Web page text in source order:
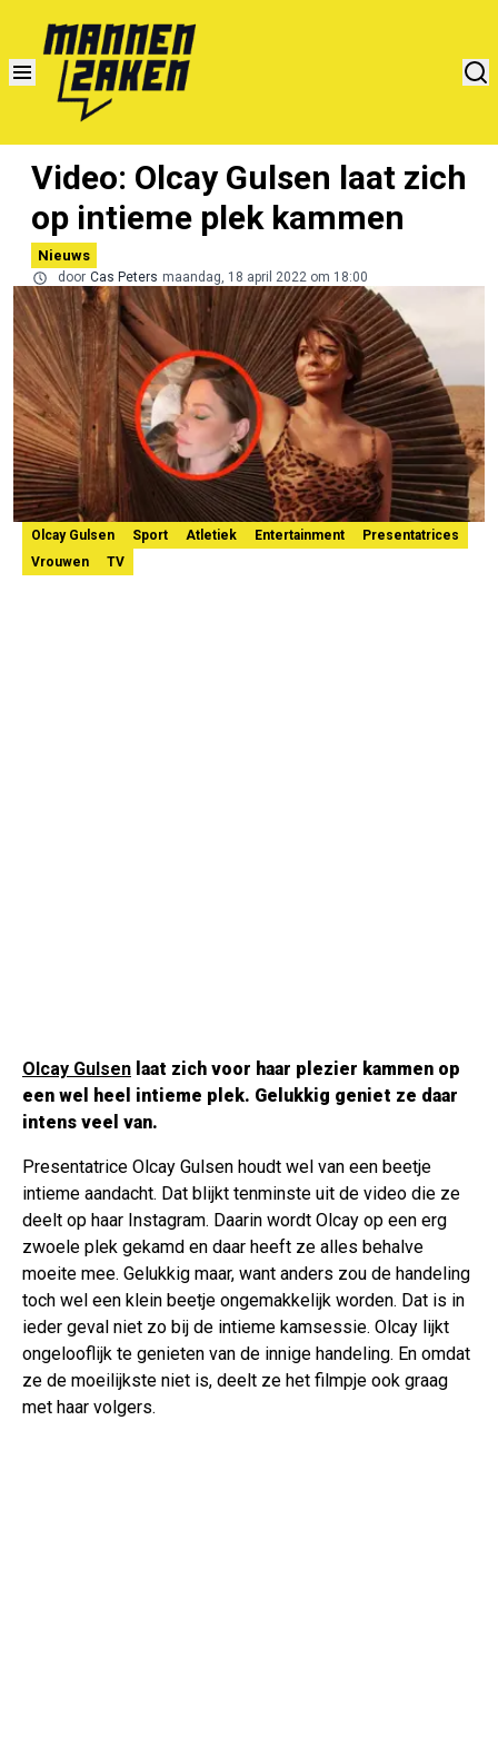
Video: Olcay Gulsen laat zich
op intieme plek kammen
Nieuws
door Cas Peters maandag, 18 april 2022 om 18:00
Olcay Gulsen Sport Atletiek Entertainment
Presentatrices
Vrouwen
TV
Olcay Gulsen laat zich voor haar plezier kammen op
een wel heel intieme plek. Gelukkig geniet ze daar
intens veel van.
Presentatrice Olcay Gulsen houdt wel van een beetje
intieme aandacht. Dat blijkt tenminste uit de video die ze
deelt op haar Instagram. Daarin wordt Olcay op een erg
zwoele plek gekamd en daar heeft ze alles behalve
moeite mee. Gelukkig maar, want anders zou de handeling
toch wel een klein beetje ongemakkelijk worden. Dat is in
ieder geval niet zo bij de intieme kamsessie. Olcay lijkt
ongelooflijk te genieten van de innige handeling. En omdat
ze de moeilijkste niet is, deelt ze het filmpje ook graag
met haar volgers.